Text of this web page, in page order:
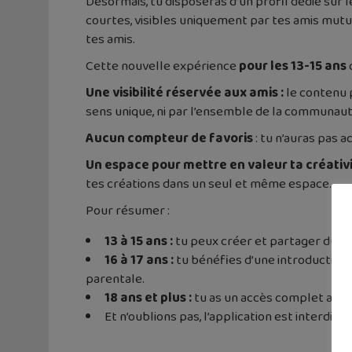
courtes, visibles uniquement par tes amis
tes amis.
Cette nouvelle expériencepour les 13-15 ans
Une visibilité réservée aux amis :le contenu
sens unique, ni par l’ensemble de la
Aucun compteur de favoris: tu n’auras pas
Un espace pour mettre en valeur ta
tes créations dans un seul et même espace.
Pour résumer :
13 à 15 ans :tu peux créer et partager du
16 à 17 ans :tu bénéfies d’une
parentale.
18 ans et plus :tu as un accès complet
Et n’oublions pas, l’application est interdite